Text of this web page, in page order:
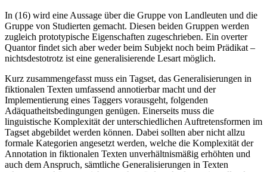
In (16) wird eine Aussage über die Gruppe von Landleuten und die
Gruppe von Studierten gemacht. Diesen beiden Gruppen werden
zugleich prototypische Eigenschaften zugeschrieben. Ein overter
Quantor findet sich aber weder beim Subjekt noch beim Prädikat –
nichtsdestotrotz ist eine generalisierende Lesart möglich.
Kurz zusammengefasst muss ein Tagset, das Generalisierungen in
fiktionalen Texten umfassend annotierbar macht und der
Implementierung eines Taggers vorausgeht, folgenden
Adäquatheitsbedingungen genügen. Einerseits muss die
linguistische Komplexität der unterschiedlichen Auftretensformen im
Tagset abgebildet werden können. Dabei sollten aber nicht allzu
formale Kategorien angesetzt werden, welche die Komplexität der
Annotation in fiktionalen Texten unverhältnismäßig erhöhten und
auch dem Anspruch, sämtliche Generalisierungen in Texten